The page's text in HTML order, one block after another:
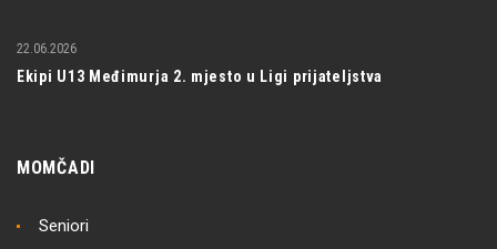
Ekipi U13 Međimurja 2. mjesto u Ligi prijateljstva
22.06.2026
MOMČADI
Seniori